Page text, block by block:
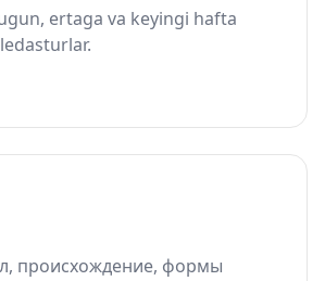
ertaga va keyingi hafta
происхождение, формы